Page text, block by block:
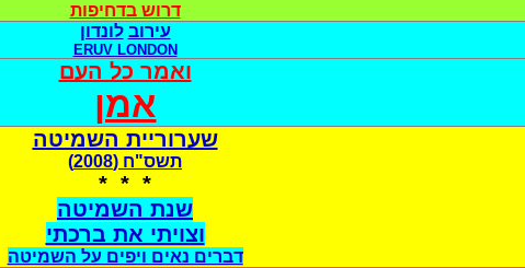
דרוש בדחיפות
עירוב לונדון
ERUV LONDON
ואמר כל העם
אמן
שערוריית השמיטה
תשס"ח (2008)
* * *
שנת השמיטה
וצויתי את ברכתי
דברים נאים ויפים על השמיטה